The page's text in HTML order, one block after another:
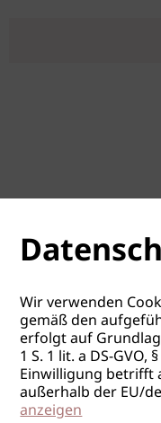
Wir verwenden
gemäß den
erfolgt auf
1 S. 1 lit. a DS-GVO,
Einwilligung betrifft
außerhalb der EU/
anzeigen